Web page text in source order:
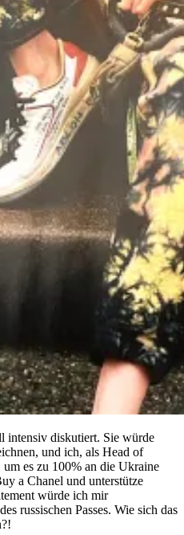
intensiv diskutiert. Sie würde
und ich, als Head of
es zu 100% an die Ukraine
a Chanel und unterstütze
würde ich mir
russischen Passes. Wie sich das